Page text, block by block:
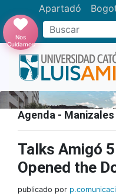
Apartadó
Buscar
Nos
Cuidamos
Agenda - Manizales
Talks Amigó
Opened the
publicado por